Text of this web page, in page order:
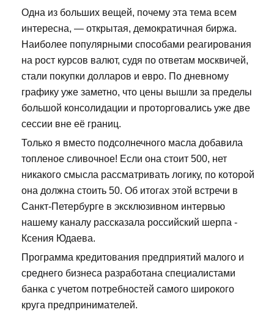
Одна из больших вещей, почему эта тема всем
интересна, — открытая, демократичная биржа.
Наиболее популярными способами реагирования
на рост курсов валют, судя по ответам москвичей,
стали покупки долларов и евро. По дневному
графику уже заметно, что цены вышли за пределы
большой консолидации и проторговались уже две
сессии вне её границ.
Только я вместо подсолнечного масла добавила
топленое сливочное! Если она стоит 500, нет
никакого смысла рассматривать логику, по которой
она должна стоить 50. Об итогах этой встречи в
Санкт-Петербурге в эксклюзивном интервью
нашему каналу рассказала российский шерпа -
Ксения Юдаева.
Программа кредитования предприятий малого и
среднего бизнеса разработана специалистами
банка с учетом потребностей самого широкого
круга предпринимателей.